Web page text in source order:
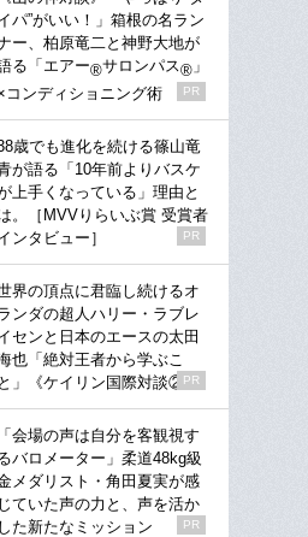
パ”がいい！」箱根の名ラン
ー、柏原竜二と神野大地が
る「エアー®サロンパス® 」
コンディショニング術
PR
歳でも進化を続ける篠山竜
が語る「10年前よりバスケ
上手くなっている」理由と
。［MVVりらいぶ賞 受賞者
ンタビュー］
PR
界の頂点に君臨し続けるオ
ンダの超人ハリー・ラブレ
センと日本のエースの太田
也「絶対王者から学ぶこ
と」《ケイリン国際対談②》
PR
「会場の声は自分を客観視す
バロメーター」柔道48kg級
メダリスト・角田夏実が感
じていた声の力と、声を活か
した新たなミッション
PR